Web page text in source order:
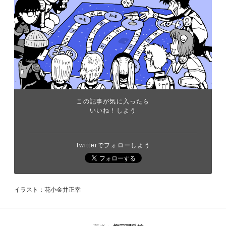
この記事が気に入ったら
いいね！しよう
Twitterでフォローしよう
イラスト：花小金井正幸